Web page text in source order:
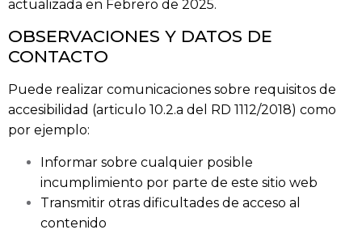
actualizada en Febrero de 2025.
OBSERVACIONES Y DATOS DE
CONTACTO
Puede realizar comunicaciones sobre requisitos de
accesibilidad (articulo 10.2.a del RD 1112/2018) como
por ejemplo:
Informar sobre cualquier posible
incumplimiento por parte de este sitio web
Transmitir otras dificultades de acceso al
contenido